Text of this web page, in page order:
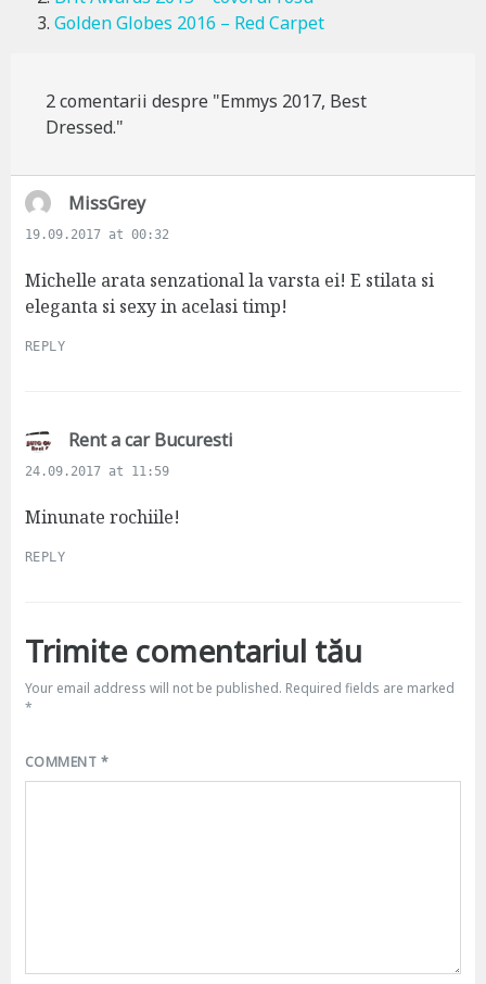
Golden Globes 2016 – Red Carpet
2 comentarii despre "Emmys 2017, Best
Dressed."
MissGreys
a
s
:
19.09.2017 at 00:32
Michelle arata senzational la varsta ei! E stilata si
eleganta si sexy in acelasi timp!
REPLY
Rent a car Bucurestis
24.09.2017 at 11:59
Minunate rochiile!
REPLY
Trimite comentariul tău
Your email address will not be published. Required fields are marked
*
COMMENT *